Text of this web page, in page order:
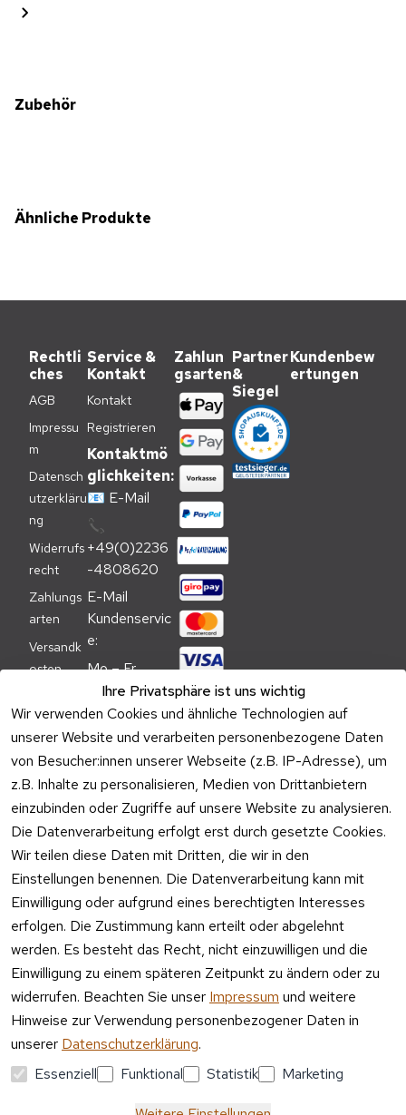
Zubehör
Ähnliche Produkte
Ihre Privatsphäre ist uns wichtig
Wir verwenden Cookies und ähnliche Technologien auf
unserer Website und verarbeiten personenbezogene Daten
von Besucher:innen unserer Webseite (z.B. IP-Adresse), um
z.B. Inhalte zu personalisieren, Medien von Drittanbietern
einzubinden oder Zugriffe auf unsere Website zu analysieren.
Die Datenverarbeitung erfolgt erst durch gesetzte Cookies.
Wir teilen diese Daten mit Dritten, die wir in den
Einstellungen benennen. Die Datenverarbeitung kann mit
Einwilligung oder aufgrund eines berechtigten Interesses
erfolgen. Die Zustimmung kann erteilt oder abgelehnt
werden. Es besteht das Recht, nicht einzuwilligen und die
Einwilligung zu einem späteren Zeitpunkt zu ändern oder zu
widerrufen. Beachten Sie unser Impressum und weitere
Hinweise zur Verwendung personenbezogener Daten in
unserer Datenschutzerklärung.
Essenziell
Funktional Statistik Marketing
Rechtli
ches
AGB
Impressu
m
Datensch
utzerkläru
ng
Widerrufs
recht
Zahlungs
arten
Versandk
osten
nweis
Verpacku
ngshinwei
se
Altgeräte
-
Entsorgu
ng
Vertrag
widerrufen
Service &
Kontakt
Kontakt
Registrieren
Kontaktmö
glichkeiten:
📧 E-Mail
📞
+49(0)2236
-4808620
E-Mail
Kundenservic
e:
Mo – Fr
09:00 –
17:00 Uhr
Telefon
Kundenservic
e:
Mo – Fr 11:00
– 15:00 Uhr
Zahlun
gsarten
Versa
ndpa
rtner
Partner
&
Siegel
Kundenbew
ertungen